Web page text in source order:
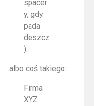
spacer
y, gdy
pada
deszcz
).
…albo coś takiego:
Firma
XYZ